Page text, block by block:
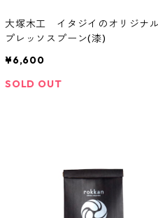
大塚木工 イタジイのオリジナ
プレッソスプーン(漆)
¥6,600
SOLD OUT